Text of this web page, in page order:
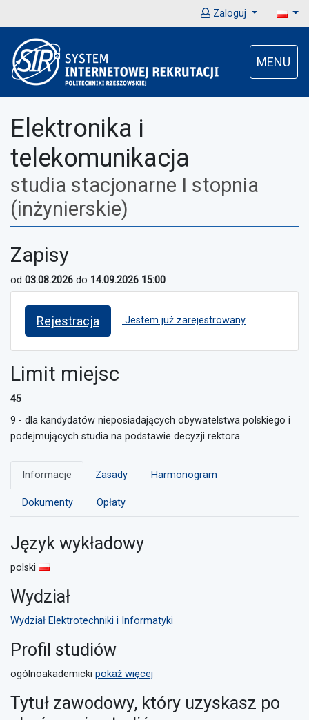
Zaloguj
MENU
Elektronika i
telekomunikacja
studia stacjonarne I stopnia
(inżynierskie)
Zapisy
od 03.08.2026 do 14.09.2026 15:00
Rejestracja Jestem już zarejestrowany
Limit miejsc
45
9 - dla kandydatów nieposiadających obywatelstwa polskiego i
podejmujących studia na podstawie decyzji rektora
Informacje Zasady Harmonogram
Dokumenty Opłaty
Język wykładowy
polski
Wydział
Wydział Elektrotechniki i Informatyki
Profil studiów
ogólnoakademicki pokaż więcej
Tytuł zawodowy, który uzyskasz po